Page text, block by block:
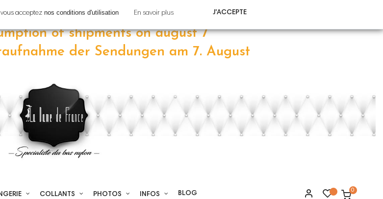
des expéditions le7 août
of shipments onaugust 7
der Sendungen am 7. August
COLLANTS PHOTOS INFOS BLOG
0
acceptez nos conditions d'utilisation En savoir plus J'ACCEPTE